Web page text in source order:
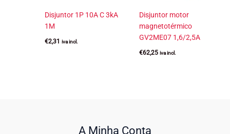
Disjuntor 1P 10A C 3kA
1M
€2,31 iva incl.
Disjuntor motor
magnetotérmico
GV2ME07 1,6/2,5A
€62,25 iva incl.
A Minha Conta